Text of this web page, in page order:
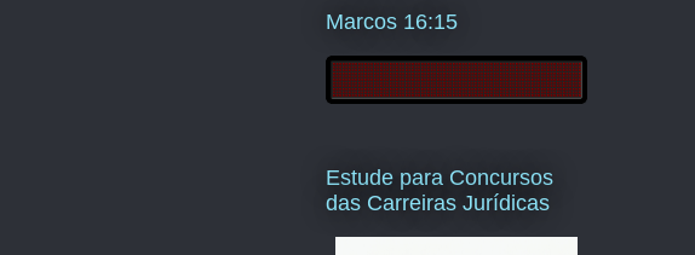
Marcos 16:15
Estude para Concursos
das Carreiras Jurídicas